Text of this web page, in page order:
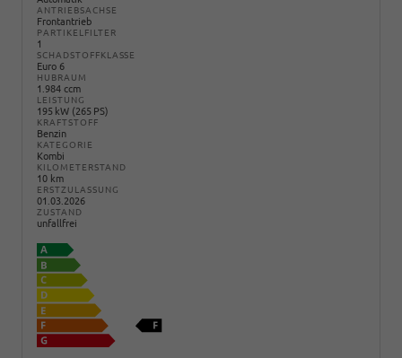
ANTRIEBSACHSE
Frontantrieb
PARTIKELFILTER
1
SCHADSTOFFKLASSE
Euro 6
HUBRAUM
1.984 ccm
LEISTUNG
195 kW (265 PS)
KRAFTSTOFF
Benzin
KATEGORIE
Kombi
KILOMETERSTAND
10 km
ERSTZULASSUNG
01.03.2026
ZUSTAND
unfallfrei